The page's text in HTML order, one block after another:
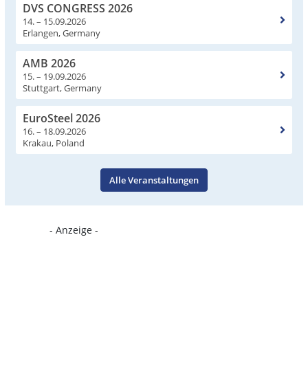
DVS CONGRESS 2026
14. – 15.09.2026
Erlangen, Germany
AMB 2026
15. – 19.09.2026
Stuttgart, Germany
EuroSteel 2026
16. – 18.09.2026
Krakau, Poland
Alle Veranstaltungen
- Anzeige -